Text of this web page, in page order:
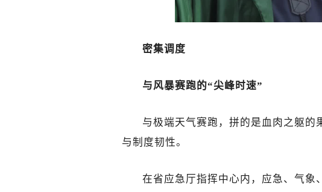
密集调度
与风暴赛跑的“尖峰时速”
与极端天气赛跑，拼的是血肉之躯的
与制度韧性。
在省应急厅指挥中心内，应急、气象